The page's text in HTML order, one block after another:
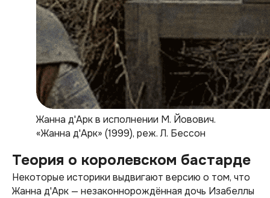
Жанна д'Арк в исполнении М. Йовович.
«Жанна д'Арк» (1999), реж. Л. Бессон
Теория о королевском бастарде
Некоторые историки выдвигают версию о том, что
Жанна д'Арк — незаконнорождённая дочь Изабеллы